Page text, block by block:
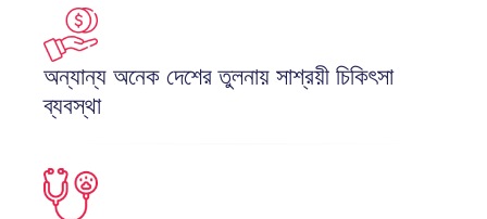
অন্যান্য অনেক দেশের তুলনায় সাশ্রয়ী চিকিৎসা
ব্যবস্থা